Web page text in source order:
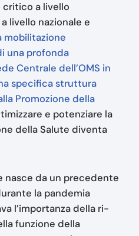
a livello
livello nazionale e
mobilitazione
una profonda
Centrale dell’OMS in
specifica struttura
Promozione della
e potenziare la
della Salute diventa
nasce da un precedente
la pandemia
l’importanza della ri-
funzione della